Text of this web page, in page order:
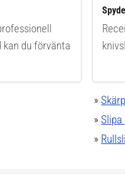
du förvänta
»
»
»